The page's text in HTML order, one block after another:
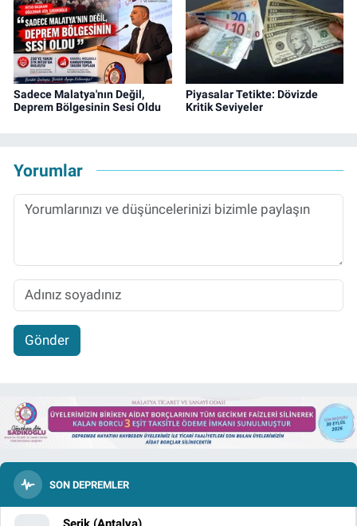
Sadece Malatya'nın Değil,
Deprem Bölgesinin Sesi Oldu
Piyasalar Tetikte: Dövizde
Kritik Seviyeler
Yorumlar
Gönder
SON DEPREMLER